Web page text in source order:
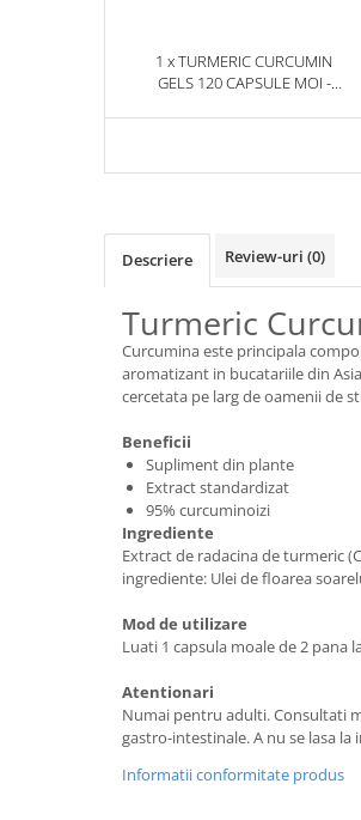
1 x TURMERIC CURCUMIN
GELS 120 CAPSULE MOI -
Descriere Review-uri (0)
Turmeric
Curcumina este principala
aromatizant in bucatariile din
cercetata pe larg de oamenii de
Beneficii
Supliment din plante
Extract standardizat
95% curcuminoizi
Ingrediente
Extract de radacina de turmeric
ingrediente: Ulei de floarea
Mod de utilizare
Luati 1 capsula moale de 2 pana
Atentionari
Numai pentru adulti. Consultati
gastro-intestinale. A nu se lasa
Informatii conformitate produs